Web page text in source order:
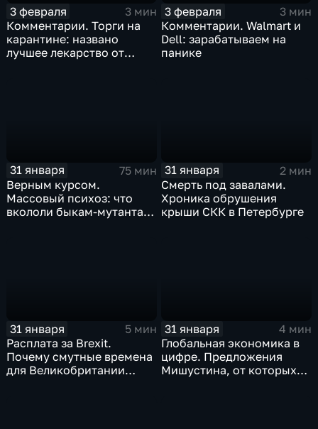
3 февраля
3 мин
Комментарии. Торги на
карантине: названо
лучшее лекарство от
3 февраля
3 мин
Комментарии. Walmart и
Dell: зарабатываем на
панике
31 января
75 мин
Верным курсом.
Массовый психоз: что
вкололи быкам-мутантам,
31 января
2 мин
Смерть под завалами.
Хроника обрушения
крыши СКК в Петербурге
31 января
5 мин
Расплата за Brexit.
Почему смутные времена
для Великобритании
31 января
4 мин
Глобальная экономика в
цифре. Предложения
Мишустина, от которых